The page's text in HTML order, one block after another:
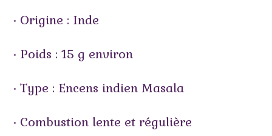
• Origine : Inde
• Poids : 15 g environ
• Type : Encens indien Masala
• Combustion lente et régulière